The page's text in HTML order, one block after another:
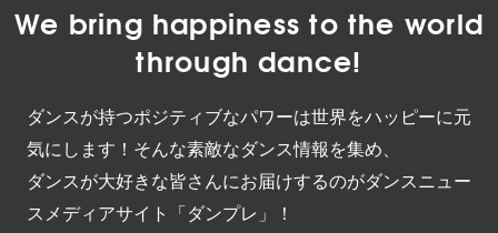
We bring happiness to the world
through dance!
ダンスが持つポジティブなパワーは世界をハッピーに元
気にします！そんな素敵なダンス情報を集め、
ダンスが大好きな皆さんにお届けするのがダンスニュー
スメディアサイト「ダンプレ」！